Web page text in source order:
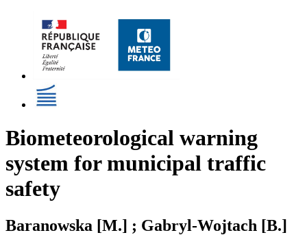
Biometeorological warning
system for municipal traffic
safety
Baranowska [M.] ; Gabryl-Wojtach [B.]